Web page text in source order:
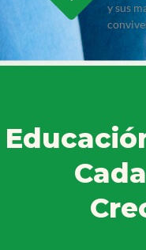
y sus